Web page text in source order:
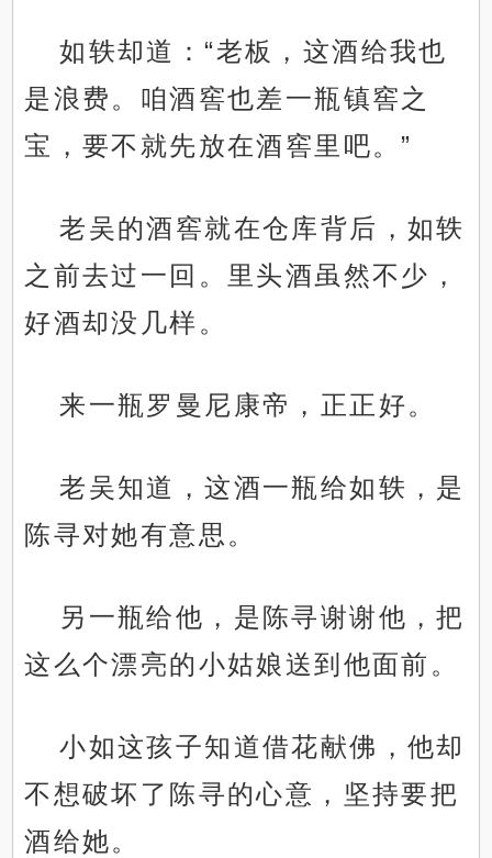
如轶却道：“老板，这酒给我也
是浪费。咱酒窖也差一瓶镇窖之
宝，要不就先放在酒窖里吧。”
老吴的酒窖就在仓库背后，如轶
之前去过一回。里头酒虽然不少，
好酒却没几样。
来一瓶罗曼尼康帝，正正好。
老吴知道，这酒一瓶给如轶，是
陈寻对她有意思。
另一瓶给他，是陈寻谢谢他，把
这么个漂亮的小姑娘送到他面前。
小如这孩子知道借花献佛，他却
不想破坏了陈寻的心意，坚持要把
酒给她。